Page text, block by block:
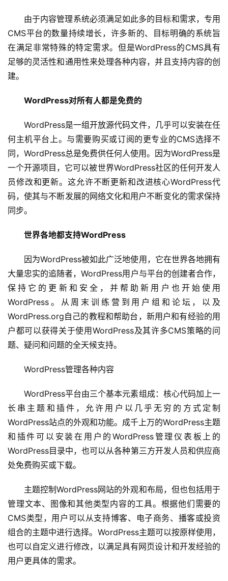
首
页
武
办
事
旅
游
由于内容管理系统必须满足如此多的目标和需求，专用
CMS平台的数量持续增长，许多新的、目标明确的系统旨
在满足非常特殊的特定需求。但是WordPress的CMS具有
足够的灵活性和通用性来处理各种内容，并且支持内容的创
建。
WordPress对所有人都是免费的
WordPress是一组开放源代码文件，几乎可以安装在任
何主机平台上。与需要购买或订阅的更专业的CMS选择不
同，WordPress总是免费供任何人使用。因为WordPress是
一个开源项目，它可以被世界WordPress社区的任何开发人
员修改和更新。这允许不断更新和改进核心WordPress代
码，使其与不断发展的网络文化和用户不断变化的需求保持
同步。
世界各地都支持WordPress
因为WordPress被如此广泛地使用，它在世界各地拥有
大量忠实的追随者，WordPress用户与平台的创建者合作，
保持它的更新和安全，并帮助新用户也开始使用
WordPress。从周末训练营到用户组和论坛，以及
WordPress.org自己的教程和帮助台，新用户和有经验的用
户都可以获得关于使用WordPress及其许多CMS策略的问
题、疑问和问题的全天候支持。
WordPress管理各种内容
WordPress平台由三个基本元素组成：核心代码加上一
长串主题和插件，允许用户以几乎无穷的方式定制
WordPress站点的外观和功能。成千上万的WordPress主题
和插件可以安装在用户的WordPress管理仪表板上的
WordPress目录中，也可以从各种第三方开发人员和供应商
处免费购买或下载。
主题控制WordPress网站的外观和布局，但也包括用于
管理文本、图像和其他类型内容的工具。根据他们需要的
CMS类型，用户可以从支持博客、电子商务、播客或投资
组合的主题中进行选择。WordPress主题可以按原样使用，
也可以自定义进行修改，以满足具有网页设计和开发经验的
用户更具体的需求。